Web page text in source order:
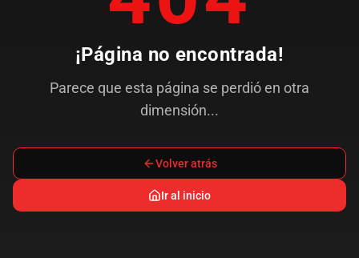
¡Página no encontrada!
Parece que esta página se perdió en otra
dimensión...
Volver atrás
Ir al inicio